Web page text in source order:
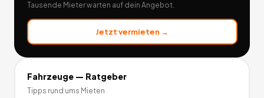
Tausende Mieter warten auf dein Angebot.
Jetzt vermieten →
Fahrzeuge— Ratgeber
Tipps rund ums Mieten